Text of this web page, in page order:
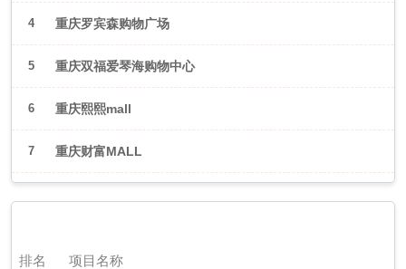
4 重庆罗宾森购物广场
5 重庆双福爱琴海购物中心
6 重庆熙熙mall
7 重庆财富MALL
排名 项目名称